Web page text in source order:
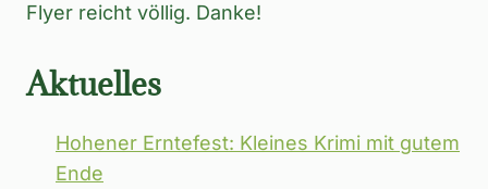
Flyer reicht völlig. Danke!
Aktuelles
Hohener Erntefest: Kleines Krimi mit gutem
Ende